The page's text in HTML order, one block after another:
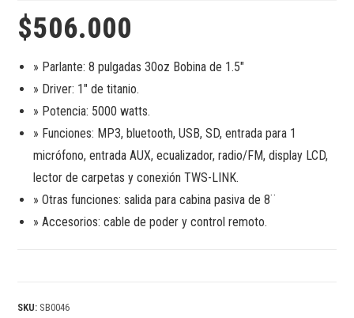
$506.000
» Parlante: 8 pulgadas 30oz Bobina de 1.5″
» Driver: 1″ de titanio.
» Potencia: 5000 watts.
» Funciones: MP3, bluetooth, USB, SD, entrada para 1
micrófono, entrada AUX, ecualizador, radio/FM, display LCD,
lector de carpetas y conexión TWS-LINK.
» Otras funciones: salida para cabina pasiva de 8¨
» Accesorios:cable de poder y control remoto.
SKU: SB0046